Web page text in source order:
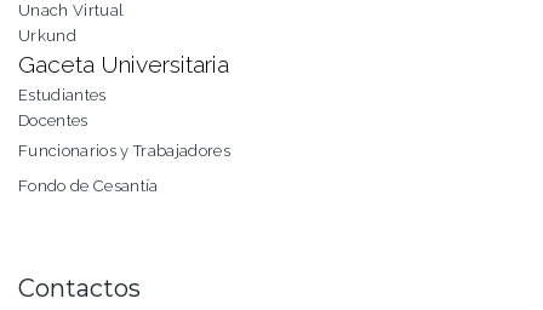
Unach Virtual
Urkund
Gaceta Universitaria
Estudiantes
Docentes
Funcionarios y Trabajadores
Fondo de Cesantía
Contactos